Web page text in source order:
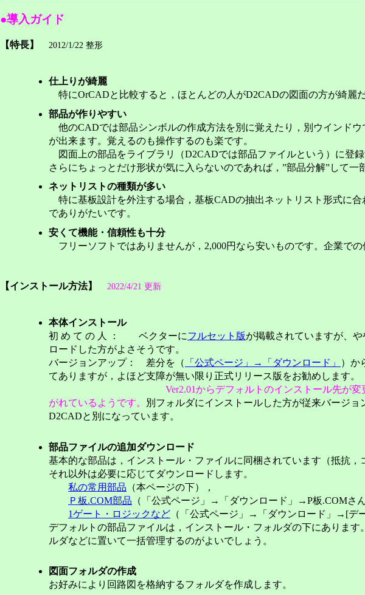
●導入ガイド
【特長】 2012/1/22 整形
仕上りが綺麗
特にOrCADと比較すると，ほとんどの人がD2CADの図面の方が綺麗だ
部品が作りやすい
他のCADでは部品シンボルの作成方法を別に覚えたり，別ウインド
が出来ます。覚えるのも操作するのも楽です。
図面上の部品をライブラリ（D2CADでは部品ファイルという）に登
さらにちょっとだけ形状が気に入らないのであれば，”部品分解”して一
ネットリストの種類が多い
特に基板設計を外注する場合，基板CADの抽出ネットリスト形式に
でありがたいです。
安くて機能・信頼性も十分
フリーソフトではありませんが，2,000円なら安いものです。企業で
【インストール方法】 2022/4/21 更新
本体インストール
初 め て の 人 ： ベクターにフルセット版が掲載されていますが、
ロードした方がよさそうです。
バージョンアップ： 差分を（
「公式ページ」→「ダウンロード」
）か
てありますが，よほど支障が無い限り正式リリース版をお勧めします。
Ver2.01からデフォルトのインストール先が
がれているようです。
別フォルダにインストールした方が従来バージ
D2CADと別になっています。
部品ファイルの追加ダウンロード
基本的な部品は，インストール・ファイルに同梱されています（抵抗，
それ以外は必要に応じてダウンロードします。
私の常用部品 （本ページの下），
Ｐ板.COM部品 （「公式ページ」→「ダウンロード」→P板.COMさ
1ゲート・ロジックなど （「公式ページ」→「ダウンロード」→[デ
デフォルトの部品ファイルは，インストール・フォルダの下にありま
ルダなどに置いて一括管理するのがよいでしょう。
図面フォルダの作成
お好みにより回路図を格納するフォルダを作成します。